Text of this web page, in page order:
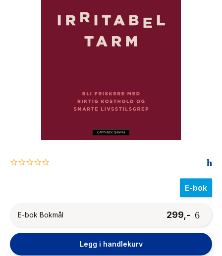
0.0
E-bok
E-bok Bokmål 299,-
Legg i handlekurv